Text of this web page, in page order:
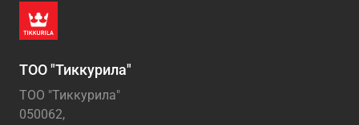
ТОО "Тиккурила"
ТОО "Тиккурила"
050062,